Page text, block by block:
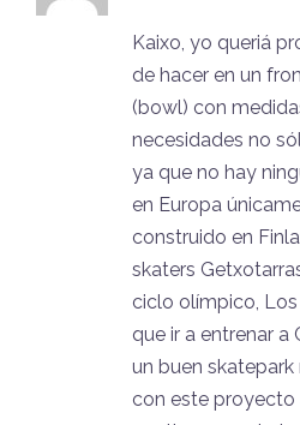
Kaixo, yo queriá
de hacer en un
(bowl) con
necesidades no
ya que no hay
en Europa
construido en
skaters
ciclo olímpico,
que ir a entrenar a
un buen skatepark
con este